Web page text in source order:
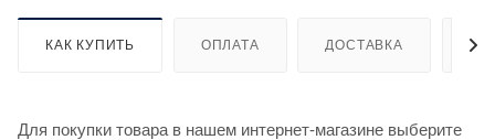
КАК КУПИТЬ ОПЛАТА ДОСТАВКА
Для покупки товара в нашем интернет-магазине выберите